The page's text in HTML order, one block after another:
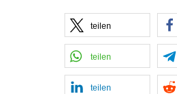
teilen
teilen
teilen